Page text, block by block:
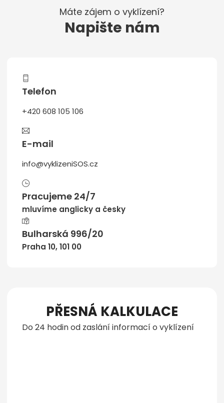
Máte zájem o vyklízení?
Napište nám
Telefon
+420 608 105 106
E-mail
info@vyklizeniSOS.cz
Pracujeme 24/7
mluvíme anglicky a česky
Bulharská 996/20
Praha 10, 101 00
PŘESNÁ KALKULACE
Do 24 hodin od zaslání informací o vyklízení